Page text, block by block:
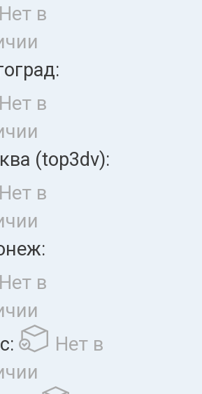
Нет в
Нет в
(top3dv):
Нет в
Нет в
Нет в